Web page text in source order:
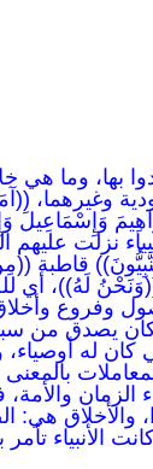
بها، وما هي
وغيرهما،
نزلت
قاطبة
((وَنَحْنُ لَهُ))، أي
وفروع
كان يصدق من
كان له
بالمعنى
والأمة،
هي:
الأنبياء